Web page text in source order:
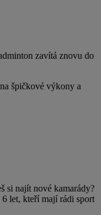
zavítá znovu do
špičkové výkony a
si najít nové kamarády?
let, kteří mají rádi sport